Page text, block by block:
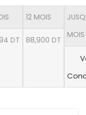
DT
12 MOIS
88,900 DT
MOIS